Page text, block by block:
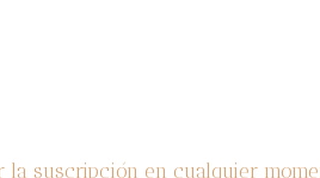
la suscripción en cualquier